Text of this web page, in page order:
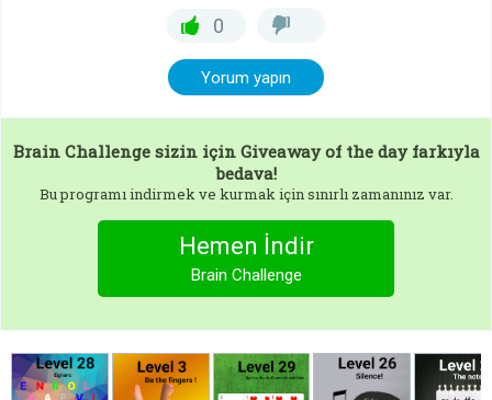
0
Yorum yapın
Brain Challengesizin için Giveaway of the day farkıyla
bedava!
Bu programı indirmek ve kurmak için sınırlı zamanınız var.
Hemen İndir
Brain Challenge